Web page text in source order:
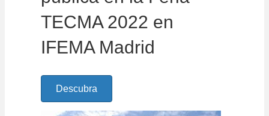
TECMA 2022 en
IFEMA Madrid
Descubra